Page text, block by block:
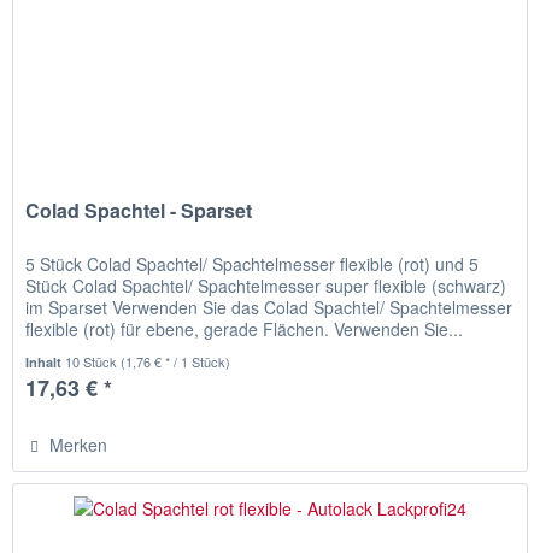
Colad Spachtel - Sparset
5 Stück Colad Spachtel/ Spachtelmesser flexible (rot) und 5
Stück Colad Spachtel/ Spachtelmesser super flexible (schwarz)
im Sparset Verwenden Sie das Colad Spachtel/ Spachtelmesser
flexible (rot) für ebene, gerade Flächen. Verwenden Sie...
Inhalt 10 Stück (1,76 € * / 1 Stück)
17,63 € *
Merken